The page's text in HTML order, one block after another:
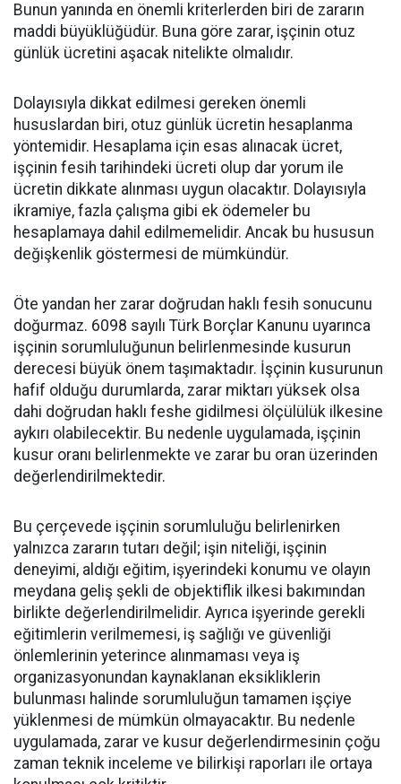
Bunun yanında en önemli kriterlerden biri de zararın
maddi büyüklüğüdür. Buna göre zarar, işçinin otuz
günlük ücretini aşacak nitelikte olmalıdır.
Dolayısıyla dikkat edilmesi gereken önemli
hususlardan biri, otuz günlük ücretin hesaplanma
yöntemidir. Hesaplama için esas alınacak ücret,
işçinin fesih tarihindeki ücreti olup dar yorum ile
ücretin dikkate alınması uygun olacaktır. Dolayısıyla
ikramiye, fazla çalışma gibi ek ödemeler bu
hesaplamaya dahil edilmemelidir. Ancak bu hususun
değişkenlik göstermesi de mümkündür.
Öte yandan her zarar doğrudan haklı fesih sonucunu
doğurmaz. 6098 sayılı Türk Borçlar Kanunu uyarınca
işçinin sorumluluğunun belirlenmesinde kusurun
derecesi büyük önem taşımaktadır. İşçinin kusurunun
hafif olduğu durumlarda, zarar miktarı yüksek olsa
dahi doğrudan haklı feshe gidilmesi ölçülülük ilkesine
aykırı olabilecektir. Bu nedenle uygulamada, işçinin
kusur oranı belirlenmekte ve zarar bu oran üzerinden
değerlendirilmektedir.
Bu çerçevede işçinin sorumluluğu belirlenirken
yalnızca zararın tutarı değil; işin niteliği, işçinin
deneyimi, aldığı eğitim, işyerindeki konumu ve olayın
meydana geliş şekli de objektiflik ilkesi bakımından
birlikte değerlendirilmelidir. Ayrıca işyerinde gerekli
eğitimlerin verilmemesi, iş sağlığı ve güvenliği
önlemlerinin yeterince alınmaması veya iş
organizasyonundan kaynaklanan eksikliklerin
bulunması halinde sorumluluğun tamamen işçiye
yüklenmesi de mümkün olmayacaktır. Bu nedenle
uygulamada, zarar ve kusur değerlendirmesinin çoğu
zaman teknik inceleme ve bilirkişi raporları ile ortaya